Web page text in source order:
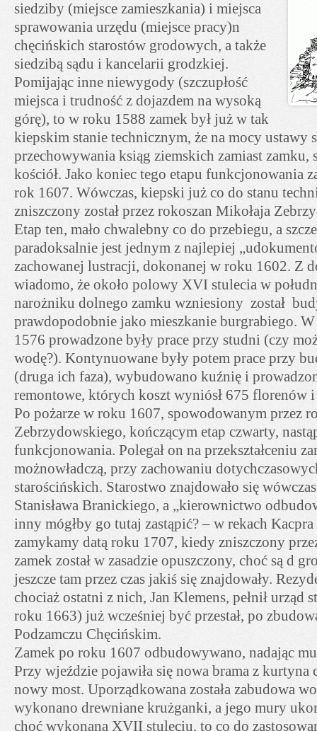
siedziby (miejsce zamieszkania) i miejsca
sprawowania urzędu (miejsce pracy)n
chęcińskich starostów grodowych, a także
siedzibą sądu i kancelarii grodzkiej.
Pomijając inne niewygody (szczupłość
miejsca i trudność z dojazdem na wysoką
górę), to w roku 1588 zamek był już w tak
kiepskim stanie technicznym, że na mocy ustawy
przechowywania ksiąg ziemskich zamiast zamku,
kościół. Jako koniec tego etapu funkcjonowania
rok 1607. Wówczas, kiepski już co do stanu
zniszczony został przez rokoszan Mikołaja
Etap ten, mało chwalebny co do przebiegu, a
paradoksalnie jest jednym z najlepiej
zachowanej lustracji, dokonanej w roku 1602. Z
wiadomo, że około polowy XVI stulecia w
narożniku dolnego zamku wzniesiony został
prawdopodobnie jako mieszkanie burgrabiego.
1576 prowadzone były prace przy studni (czy
wodę?). Kontynuowane były potem prace przy
(druga ich faza), wybudowano kuźnię i
remontowe, których koszt wyniósł 675 florenów
Po pożarze w roku 1607, spowodowanym przez
Zebrzydowskiego, kończącym etap czwarty,
funkcjonowania. Polegał on na przekształceniu
możnowładczą, przy zachowaniu
starościńskich. Starostwo znajdowało się
Stanisława Branickiego, a „kierownictwo
inny mógłby go tutaj zastąpić? – w rekach
zamykamy datą roku 1707, kiedy zniszczony
zamek został w zasadzie opuszczony, choć są d
jeszcze tam przez czas jakiś się znajdowały.
chociaż ostatni z nich, Jan Klemens, pełnił urząd
roku 1663) już wcześniej być przestał, po
Podzamczu Chęcińskim.
Zamek po roku 1607 odbudowywano, nadając mu
Przy wjeździe pojawiła się nowa brama z
nowy most. Uporządkowana została zabudowa
wykonano drewniane krużganki, a jego mury
choć wykonana XVII stuleciu, to co do